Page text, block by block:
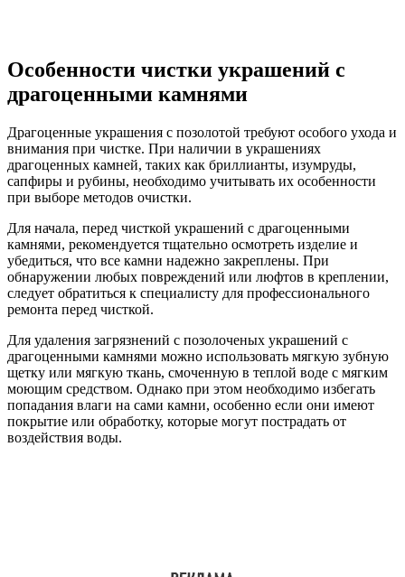
Особенности чистки украшений с
драгоценными камнями
Драгоценные украшения с позолотой требуют особого ухода и
внимания при чистке. При наличии в украшениях
драгоценных камней, таких как бриллианты, изумруды,
сапфиры и рубины, необходимо учитывать их особенности
при выборе методов очистки.
Для начала, перед чисткой украшений с драгоценными
камнями, рекомендуется тщательно осмотреть изделие и
убедиться, что все камни надежно закреплены. При
обнаружении любых повреждений или люфтов в креплении,
следует обратиться к специалисту для профессионального
ремонта перед чисткой.
Для удаления загрязнений с позолоченых украшений с
драгоценными камнями можно использовать мягкую зубную
щетку или мягкую ткань, смоченную в теплой воде с мягким
моющим средством. Однако при этом необходимо избегать
попадания влаги на сами камни, особенно если они имеют
покрытие или обработку, которые могут пострадать от
воздействия воды.